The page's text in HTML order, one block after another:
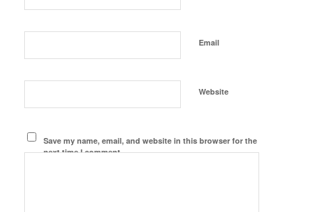
Email
Website
Save my name, email, and website in this browser for the
next time I comment.